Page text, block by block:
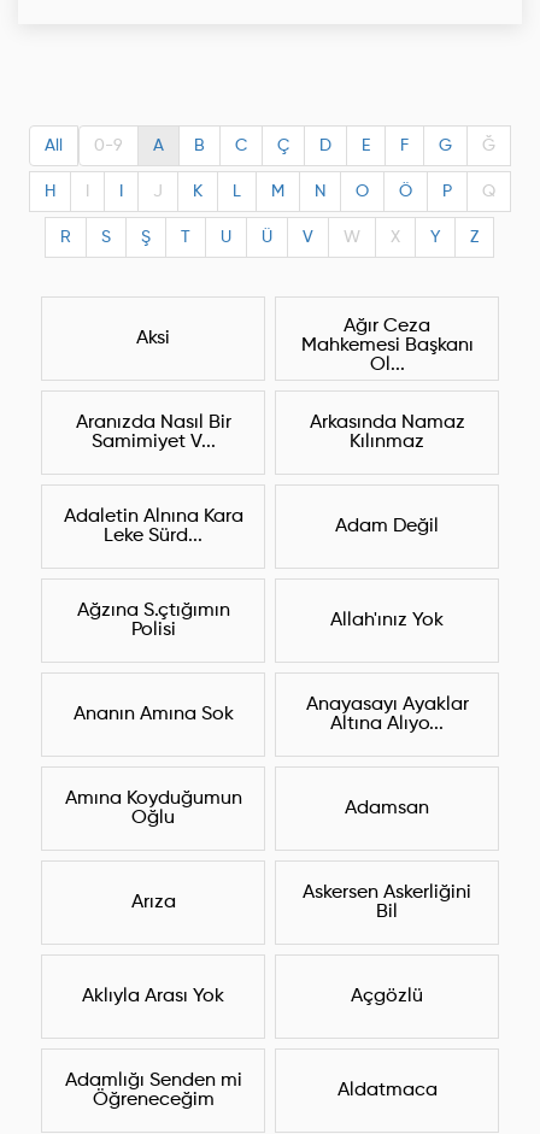
All 0-9 A B C Ç D E F G Ğ
H J K L M N O Ö P Q
R S Ş U Ü V W X Y Z
Aksi
Ağır Ceza
Mahkemesi Başkanı
Ol...
Aranızda Nasıl Bir
Samimiyet V...
Arkasında Namaz
Kılınmaz
Adaletin Alnına Kara
Leke Sürd...
Adam Değil
Ağzına S.çtığımın
Polisi
Allah'ınız Yok
Ananın Amına Sok
Anayasayı Ayaklar
Altına Alıyo...
Amına Koyduğumun
Oğlu
Adamsan
Arıza
Askersen Askerliğini
Bil
Aklıyla Arası Yok Açgözlü
Adamlığı Senden mi
Öğreneceğim
Aldatmaca